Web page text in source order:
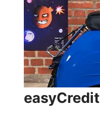
easyCredit